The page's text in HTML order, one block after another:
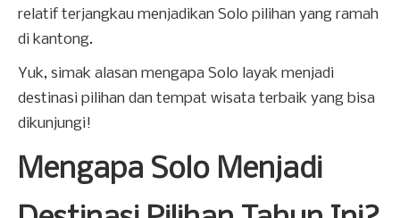
relatif terjangkau menjadikan Solo pilihan yang ramah
di kantong.
Yuk, simak alasan mengapa Solo layak menjadi
destinasi pilihan dan tempat wisata terbaik yang bisa
dikunjungi!
Mengapa Solo Menjadi